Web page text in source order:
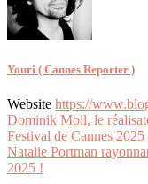
Youri ( Cannes Reporter )
Website https://
Navigation
de
l’article
Dominik Moll, le
Festival de Cannes 2025
Natalie Portman
2025 !